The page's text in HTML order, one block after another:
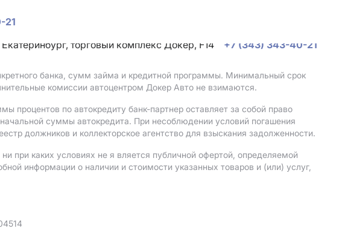
21
Екатеринбург, торговый комплекс Докер, F14
+7 (343) 343-40-21
банка, сумм займа и кредитной программы. Минимальный срок
комиссии автоцентром Докер Авто не взимаются.
процентов по автокредиту банк-партнер оставляет за собой право
суммы автокредита. При несоблюдении условий погашения
должников и коллекторское агентство для взыскания задолженности.
при каких условиях не я вляется публичной офертой, определяемой
информации о наличии и стоимости указанных товаров и (или) услуг,